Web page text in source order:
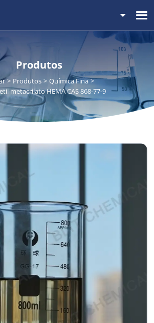
Produtos
Produtos
Química Fina
metacrilato HEMA CAS 868-77-9